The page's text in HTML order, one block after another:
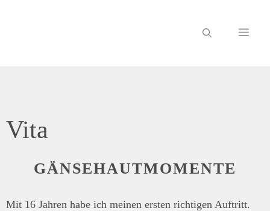
Vita
GÄNSEHAUT­MOMENTE
Mit 16 Jahren habe ich meinen ersten richtigen Auftritt.